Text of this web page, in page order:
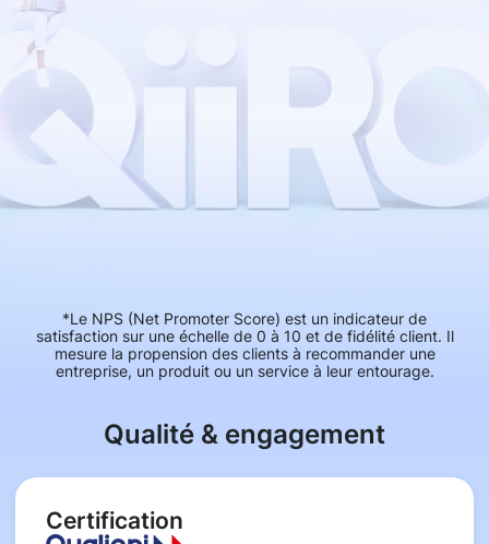
*Le NPS (Net Promoter Score) est un indicateur de
satisfaction sur une échelle de 0 à 10 et de fidélité client. Il
mesure la propension des clients à recommander une
entreprise, un produit ou un service à leur entourage.
Qualité & engagement
Certification